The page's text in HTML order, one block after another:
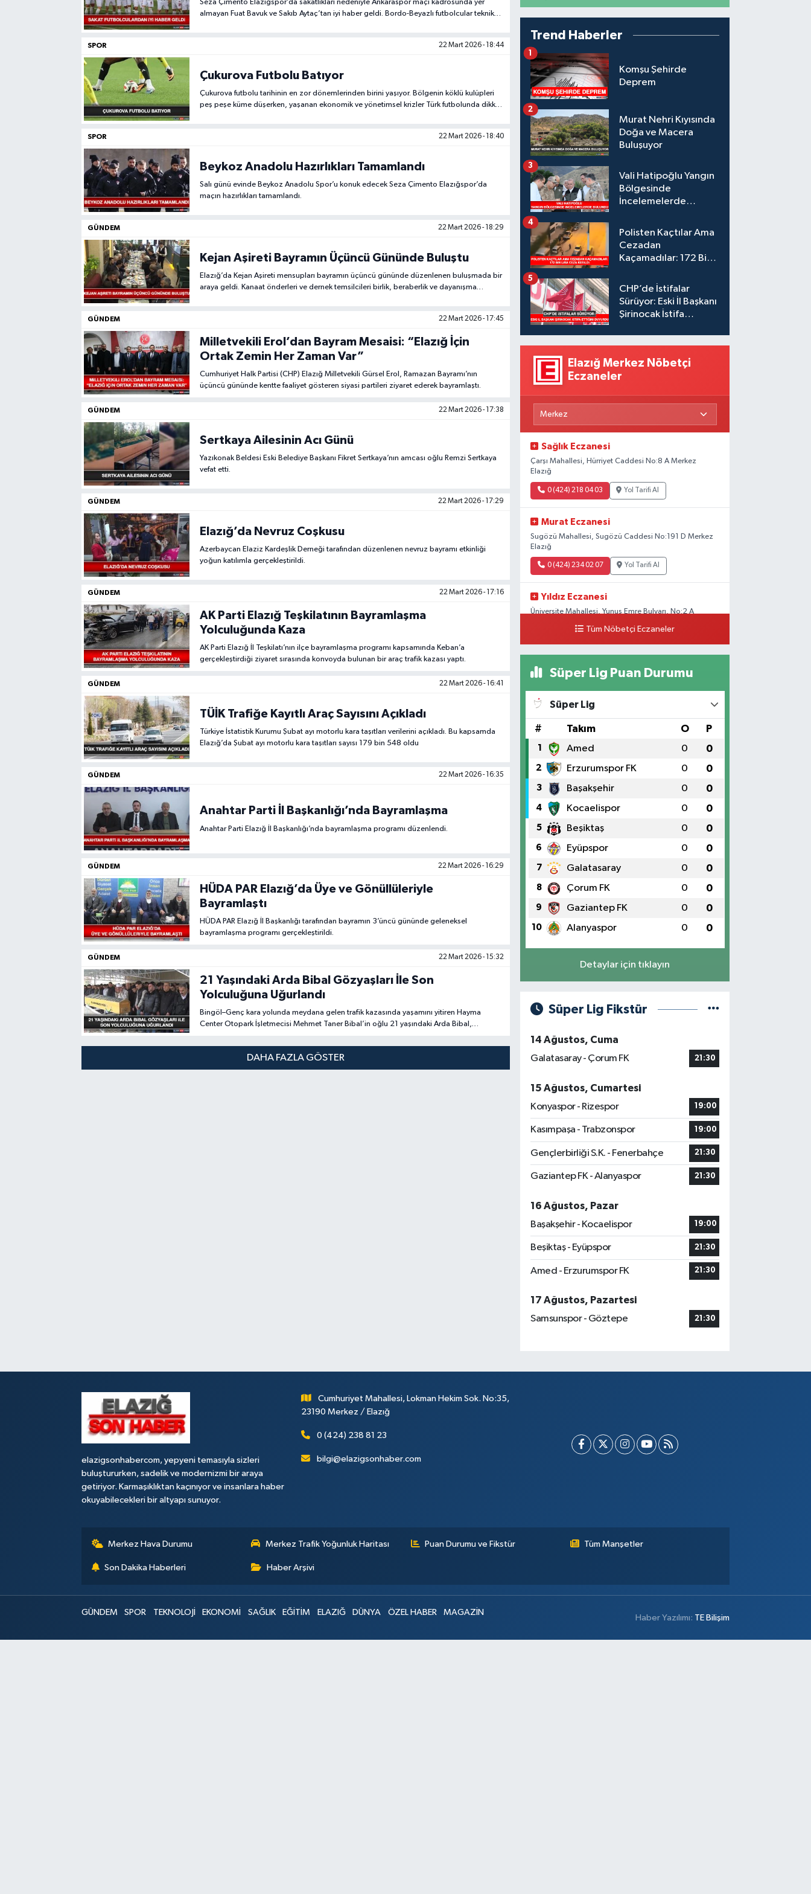
Seza Çimento Elazığspor’da sakatlıkları nedeniyle Ankaraspor maçı kadrosunda yer
almayan Fuat Bavuk ve Sakıb Aytaç’tan iyi haber geldi. Bordo-Beyazlı futbolcular teknik
SPOR 22 Mart 2026 - 18:44
Çukurova Futbolu Batıyor
Çukurova futbolu tarihinin en zor dönemlerinden birini yaşıyor. Bölgenin köklü kulüpleri
peş peşe küme düşerken, yaşanan ekonomik ve yönetimsel krizler Türk futbolunda dikkat
SPOR 22 Mart 2026 - 18:40
Beykoz Anadolu Hazırlıkları Tamamlandı
Salı günü evinde Beykoz Anadolu Spor’u konuk edecek Seza Çimento Elazığspor’da
maçın hazırlıkları tamamlandı.
GÜNDEM 22 Mart 2026 - 18:29
Kejan Aşireti Bayramın Üçüncü Gününde Buluştu
Elazığ’da Kejan Aşireti mensupları bayramın üçüncü gününde düzenlenen buluşmada bir
araya geldi. Kanaat önderleri ve dernek temsilcileri birlik, beraberlik ve dayanışma
GÜNDEM 22 Mart 2026 - 17:45
Milletvekili Erol’dan Bayram Mesaisi: “Elazığ İçin
Ortak Zemin Her Zaman Var”
Cumhuriyet Halk Partisi (CHP) Elazığ Milletvekili Gürsel Erol, Ramazan Bayramı’nın
üçüncü gününde kentte faaliyet gösteren siyasi partileri ziyaret ederek bayramlaştı.
GÜNDEM 22 Mart 2026 - 17:38
Sertkaya Ailesinin Acı Günü
Yazıkonak Beldesi Eski Belediye Başkanı Fikret Sertkaya’nın amcası oğlu Remzi Sertkaya
vefat etti.
GÜNDEM 22 Mart 2026 - 17:29
Elazığ’da Nevruz Coşkusu
Azerbaycan Elaziz Kardeşlik Derneği tarafından düzenlenen nevruz bayramı etkinliği
yoğun katılımla gerçekleştirildi.
GÜNDEM 22 Mart 2026 - 17:16
AK Parti Elazığ Teşkilatının Bayramlaşma
Yolculuğunda Kaza
AK Parti Elazığ İl Teşkilatı’nın ilçe bayramlaşma programı kapsamında Keban’a
gerçekleştirdiği ziyaret sırasında konvoyda bulunan bir araç trafik kazası yaptı.
GÜNDEM 22 Mart 2026 - 16:41
TÜİK Trafiğe Kayıtlı Araç Sayısını Açıkladı
Türkiye İstatistik Kurumu Şubat ayı motorlu kara taşıtları verilerini açıkladı. Bu kapsamda
Elazığ’da Şubat ayı motorlu kara taşıtları sayısı 179 bin 548 oldu
GÜNDEM 22 Mart 2026 - 16:35
Anahtar Parti İl Başkanlığı’nda Bayramlaşma
Anahtar Parti Elazığ İl Başkanlığı’nda bayramlaşma programı düzenlendi.
GÜNDEM 22 Mart 2026 - 16:29
HÜDA PAR Elazığ’da Üye ve Gönüllüleriyle
Bayramlaştı
HÜDA PAR Elazığ İl Başkanlığı tarafından bayramın 3’üncü gününde geleneksel
bayramlaşma programı gerçekleştirildi.
GÜNDEM 22 Mart 2026 - 15:32
21 Yaşındaki Arda Bibal Gözyaşları İle Son
Yolculuğuna Uğurlandı
Bingöl–Genç kara yolunda meydana gelen trafik kazasında yaşamını yitiren Hayma
Center Otopark İşletmecisi Mehmet Taner Bibal’in oğlu 21 yaşındaki Arda Bibal,
DAHA FAZLA GÖSTER
Trend Haberler
Komşu Şehirde
Deprem
1
Murat Nehri Kıyısında
Doğa ve Macera
Buluşuyor
2
Vali Hatipoğlu Yangın
Bölgesinde
İncelemelerde
3
Polisten Kaçtılar Ama
Cezadan
Kaçamadılar: 172 Bin
4
CHP’de İstifalar
Sürüyor: Eski İl Başkanı
Şirinocak İstifa
5
Elazığ Merkez Nöbetçi
Eczaneler
Sağlık Eczanesi
Çarşı Mahallesi, Hürriyet Caddesi No:8 A Merkez
Elazığ
0 (424) 218 04 03 Yol Tarifi Al
Murat Eczanesi
Sugözü Mahallesi, Sugözü Caddesi No:191 D Merkez
Elazığ
0 (424) 234 02 07 Yol Tarifi Al
Yıldız Eczanesi
Üniversite Mahallesi, Yunus Emre Bulvarı, No:2 A
Tüm Nöbetçi Eczaneler
Süper Lig Puan Durumu
Süper Lig
# Takım O P
1 Amed 0 0
2 Erzurumspor FK 0 0
3 Başakşehir 0 0
4 Kocaelispor 0 0
5 Beşiktaş 0 0
6 Eyüpspor 0 0
7 Galatasaray 0 0
8 Çorum FK 0 0
9 Gaziantep FK 0 0
10 Alanyaspor 0 0
Detaylar için tıklayın
Süper Lig Fikstür
14 Ağustos, Cuma
Galatasaray - Çorum FK
21:30
15 Ağustos, Cumartesi
Konyaspor - Rizespor
19:00
Kasımpaşa - Trabzonspor 19:00
Gençlerbirliği S.K. - Fenerbahçe 21:30
Gaziantep FK - Alanyaspor 21:30
16 Ağustos, Pazar
Başakşehir - Kocaelispor
19:00
Beşiktaş - Eyüpspor 21:30
Amed - Erzurumspor FK 21:30
17 Ağustos, Pazartesi
Samsunspor - Göztepe
21:30
elazigsonhabercom, yepyeni temasıyla sizleri
buluştururken, sadelik ve modernizmi bir araya
getiriyor. Karmaşıklıktan kaçınıyor ve insanlara haber
okuyabilecekleri bir altyapı sunuyor.
Cumhuriyet Mahallesi, Lokman Hekim Sok. No:35,
23190 Merkez / Elazığ
0 (424) 238 81 23
bilgi@elazigsonhaber.com
Merkez Hava Durumu Merkez Trafik Yoğunluk Haritası Puan Durumu ve Fikstür Tüm Manşetler
Son Dakika Haberleri Haber Arşivi
GÜNDEM SPOR TEKNOLOJİ EKONOMİ SAĞLIK EĞİTİM ELAZIĞ DÜNYA ÖZEL HABER MAGAZİN
Haber Yazılımı: TE Bilişim
KÜLTÜR-SANAT
ÖZEL HABER
TEKNOLOJİ